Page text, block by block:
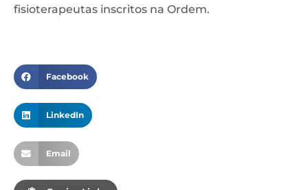
fisioterapeutas inscritos na Ordem.
Facebook
LinkedIn
Email